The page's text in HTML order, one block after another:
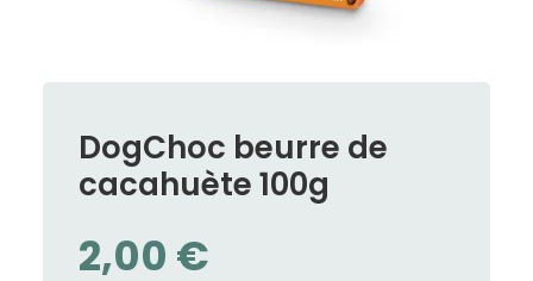
DogChoc beurre de
cacahuète 100g
2,00 €